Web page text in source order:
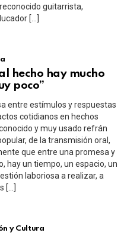
guitarrista,
[…]
hecho hay mucho
poco”
entre estímulos y respuestas
cotidianos en hechos
y muy usado refrán
de la transmisión oral,
que entre una promesa y
hay un tiempo, un espacio, un
laboriosa a realizar, a
[…]
y Cultura